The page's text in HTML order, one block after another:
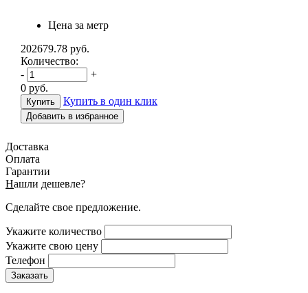
Цена за метр
202679.78 руб.
Количество:
-
+
0 руб.
Купить в один клик
Добавить в избранное
Доставка
Оплата
Гарантии
Нашли дешевле?
Сделайте свое предложение.
Укажите количество
Укажите свою цену
Телефон